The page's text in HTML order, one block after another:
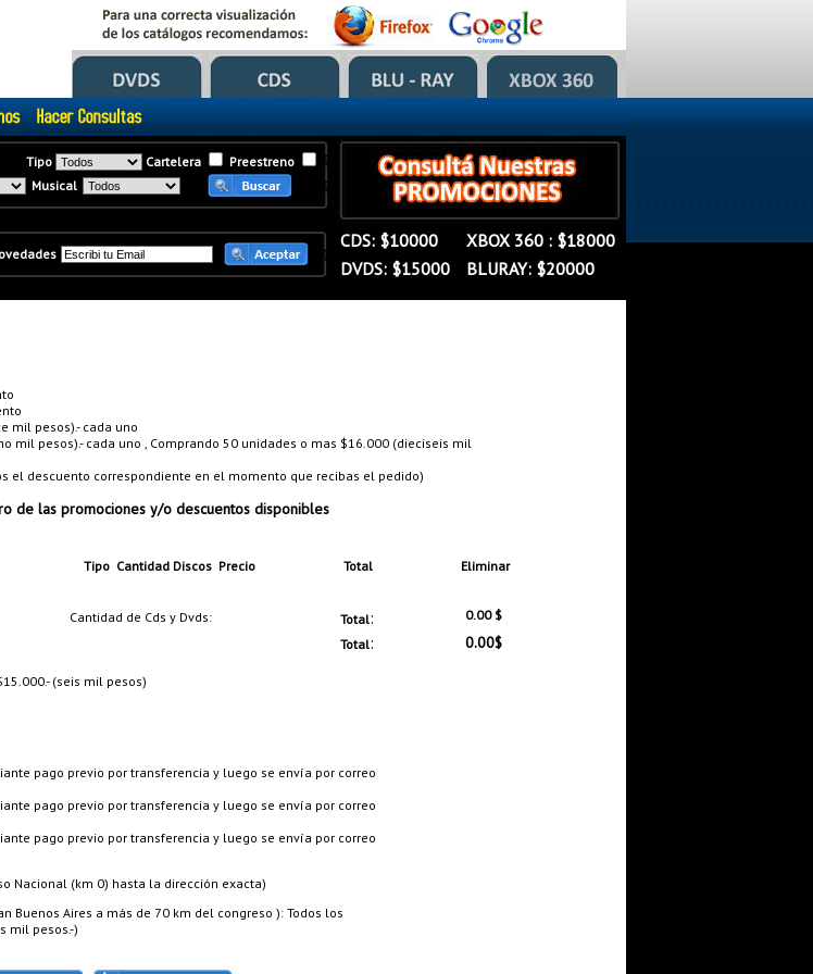
Tipo Cartelera Preestreno
�
Musical �
CDS: $10000
XBOX 360 : $18000
DVDS: $15000
BLURAY: $20000
�
mil pesos).- cada uno
mil pesos).- cada uno , Comprando 50 unidades o mas $16.000 (dieciseis mil
el descuento correspondiente en el momento que recibas el pedido)
de las promociones y/o descuentos disponibles
Tipo Cantidad Discos Precio Total Eliminar
Cantidad de Cds y Dvds: Total:
0.00 $
Total: 0.00$
(seis mil pesos)
pago previo por transferencia y luego se envía por correo
pago previo por transferencia y luego se envía por correo
pago previo por transferencia y luego se envía por correo
Nacional (km 0) hasta la dirección exacta)
Buenos Aires a más de 70 km del congreso ): Todos los
mil pesos.-)